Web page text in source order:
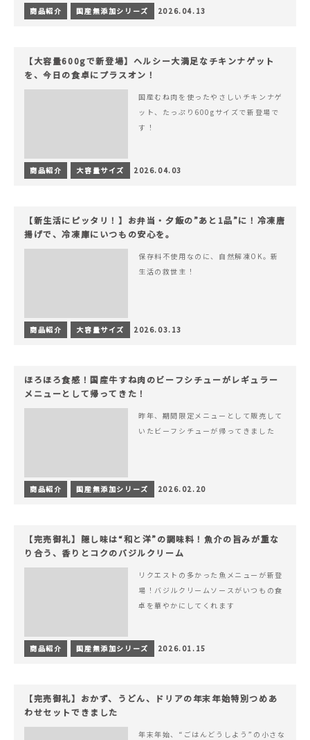
商品紹介 国産無添加シリーズ 2026.04.13
【大容量600gで新登場】ヘルシー大満足なチキンナゲット
を、今日の食卓にプラスオン！
国産むね肉を使ったやさしいチキンナゲ
ット、たっぷり600gサイズで新登場で
す！
商品紹介 大容量サイズ 2026.04.03
【新生活にピッタリ！】お弁当・夕飯の”あと1品”に！冷凍唐
揚げで、冷凍庫にいつもの安心を。
保存料不使用なのに、自然解凍OK。新
生活の救世主！
商品紹介 大容量サイズ 2026.03.13
ほろほろ食感！国産牛すね肉のビーフシチューがレギュラー
メニューとして帰ってきた！
昨年、期間限定メニューとして販売して
いたビーフシチューが帰ってきました
商品紹介 国産無添加シリーズ 2026.02.20
【完売御礼】隠し味は“和と洋”の調味料！魚介の旨みが重な
り合う、香りとコクのバジルクリーム
リクエストの多かった魚メニューが新登
場！バジルクリームソースがいつもの食
卓を華やかにしてくれます
商品紹介 国産無添加シリーズ 2026.01.15
【完売御礼】おかず、うどん、ドリアの年末年始特別つめあ
わせセットできました
年末年始、“ごはんどうしよう”の小さな